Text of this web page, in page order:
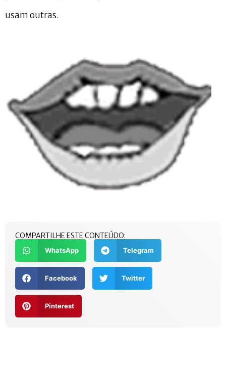
usam outras.
COMPARTILHE ESTE CONTEÚDO:
WhatsApp Telegram
Facebook Twitter
Pinterest